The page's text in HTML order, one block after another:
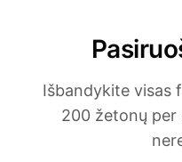
Išbandykite visas
200 žetonų